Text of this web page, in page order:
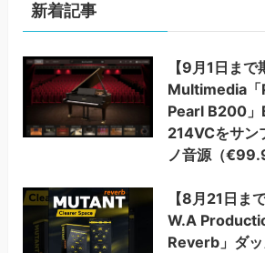
新着記事
【9月1日ま
Multimedia
Pearl B200
214VCをサン
ノ音源（
【8月21日ま
W.A
Reverb」ダ